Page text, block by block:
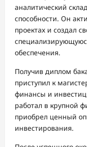
аналитический
способности. Он
проектах и создал
обеспечения.
Получив диплом
приступил к
финансы и
работал в крупной
приобрел ценный
инвестирования.